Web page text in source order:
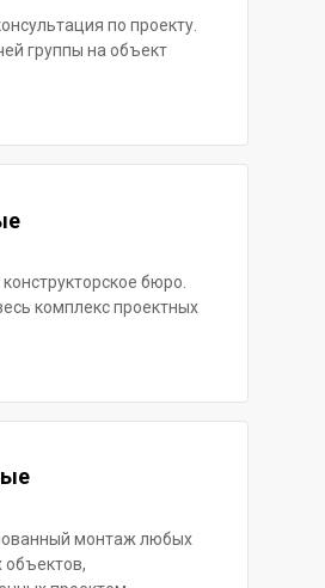
по проекту.
группы на объект
бюро.
комплекс проектных
монтаж любых